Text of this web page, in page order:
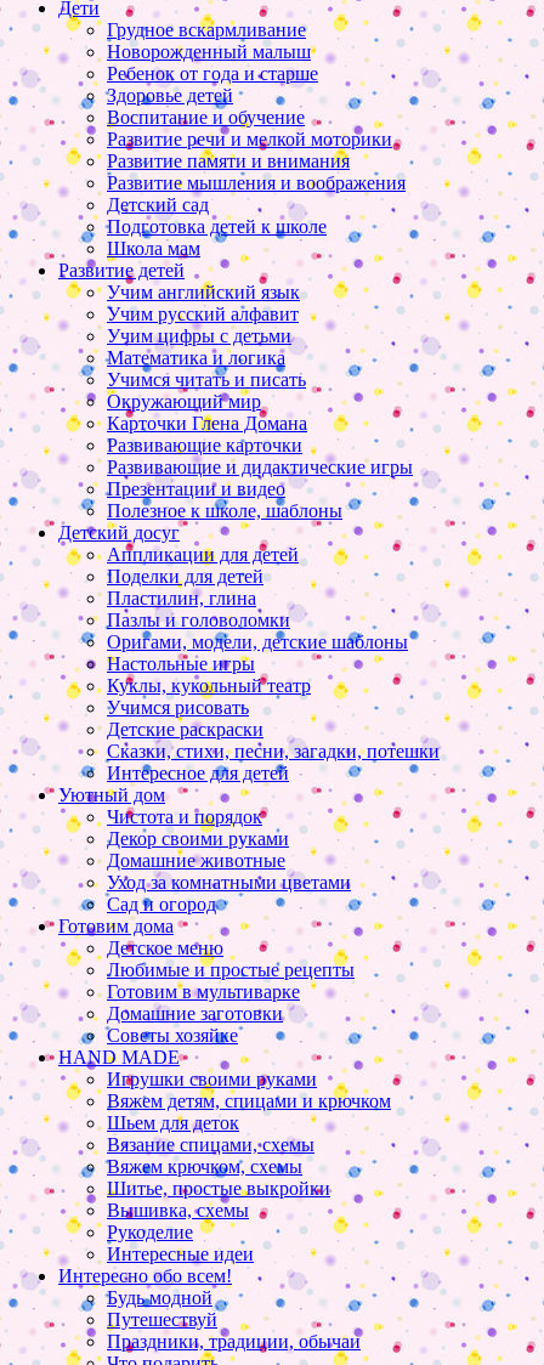
Дети
Грудное вскармливание
Новорожденный малыш
Ребенок от года и старше
Здоровье детей
Воспитание и обучение
Развитие речи и мелкой моторики
Развитие памяти и внимания
Развитие мышления и воображения
Детский сад
Подготовка детей к школе
Школа мам
Развитие детей
Учим английский язык
Учим русский алфавит
Учим цифры с детьми
Математика и логика
Учимся читать и писать
Окружающий мир
Карточки Глена Домана
Развивающие карточки
Развивающие и дидактические игры
Презентации и видео
Полезное к школе, шаблоны
Детский досуг
Аппликации для детей
Поделки для детей
Пластилин, глина
Пазлы и головоломки
Оригами, модели, детские шаблоны
Настольные игры
Куклы, кукольный театр
Учимся рисовать
Детские раскраски
Сказки, стихи, песни, загадки, потешки
Интересное для детей
Уютный дом
Чистота и порядок
Декор своими руками
Домашние животные
Уход за комнатными цветами
Сад и огород
Готовим дома
Детское меню
Любимые и простые рецепты
Готовим в мультиварке
Домашние заготовки
Советы хозяйке
HAND MADE
Игрушки своими руками
Вяжем детям, спицами и крючком
Шьем для деток
Вязание спицами, схемы
Вяжем крючком, схемы
Шитье, простые выкройки
Вышивка, схемы
Рукоделие
Интересные идеи
Интересно обо всем!
Будь модной
Путешествуй
Праздники, традиции, обычаи